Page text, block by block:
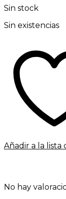
Sin stock
Sin existencias
Añadir a la lista
No hay